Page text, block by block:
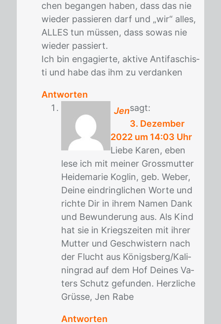
chen be­gan­gen ha­ben, dass das nie
wie­der pas­sie­ren darf und „wir“ al­les,
AL­LES tun müs­sen, dass so­was nie
wie­der pas­siert.
Ich bin en­ga­gier­te, ak­ti­ve An­ti­fa­schis­
ti und habe das ihm zu ver­dan­ken
Antworten
Jensagt:
3. Dezember
2022 um 14:03 Uhr
Lie­be Ka­ren, eben
lese ich mit mei­ner Gross­mut­ter
Hei­de­ma­rie Kog­lin, geb. We­ber,
Dei­ne ein­dring­li­chen Wor­te und
rich­te Dir in ih­rem Na­men Dank
und Be­wun­de­rung aus. Als Kind
hat sie in Kriegs­zei­ten mit ih­rer
Mut­ter und Ge­schwis­tern nach
der Flucht aus Kö­nigs­berg/​Ka­li­
nin­grad auf dem Hof Dei­nes Va­
ters Schutz ge­fun­den. Herz­li­che
Grüs­se, Jen Rabe
Antworten